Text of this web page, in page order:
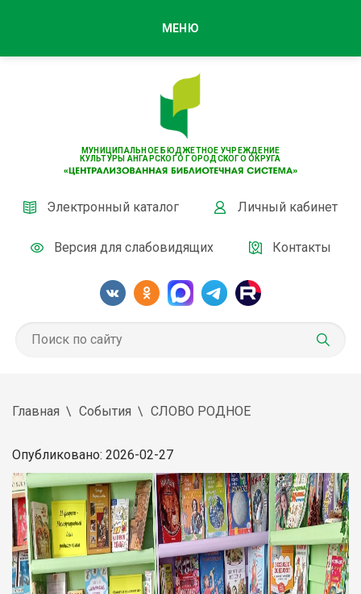
МУНИЦИПАЛЬНОЕ БЮДЖЕТНОЕ УЧРЕЖДЕНИЕ
КУЛЬТУРЫ АНГАРСКОГО ГОРОДСКОГО ОКРУГА
Электронный каталог Личный кабинет
Версия для слабовидящих Контакты
МЕНЮ
Главная События СЛОВО РОДНОЕ
Опубликовано: 2026-02-27